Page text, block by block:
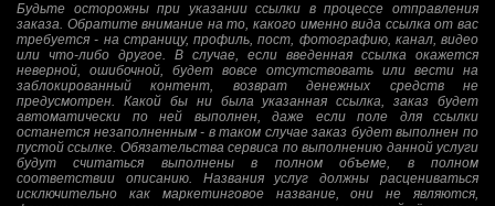
Будьте осторожны при указании ссылки в процессе отправления
заказа. Обратите внимание на то, какого именно вида ссылка от вас
требуется - на страницу, профиль, пост, фотографию, канал, видео
или что-либо другое. В случае, если введенная ссылка окажется
неверной, ошибочной, будет вовсе отсутствовать или вести на
заблокированный контент, возврат денежных средств не
предусмотрен. Какой бы ни была указанная ссылка, заказ будет
автоматически по ней выполнен, даже если поле для ссылки
останется незаполненным - в таком случае заказ будет выполнен по
пустой ссылке. Обязательства сервиса по выполнению данной услуги
будут считаться выполнены в полном объеме, в полном
соответствии описанию. Названия услуг должны расцениваться
исключительно как маркетинговое название, они не являются,